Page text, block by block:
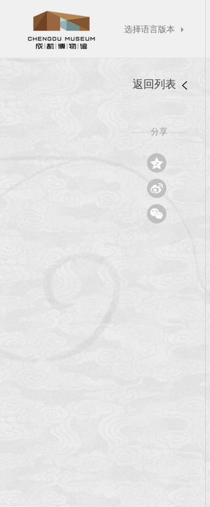
选择语言版本 
返回列表
—— 分享 ——


